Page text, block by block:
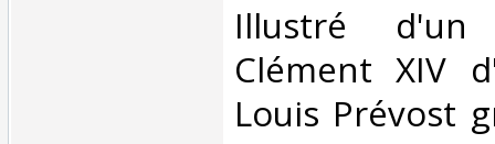
‎Illustré
Clément XIV
Louis Prévost